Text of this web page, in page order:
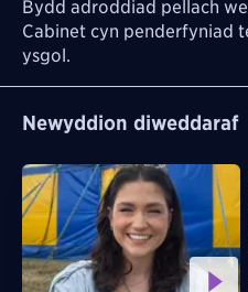
Bydd adroddiad pellach
Cabinet cyn penderfyniad
ysgol.
Newyddion diweddaraf